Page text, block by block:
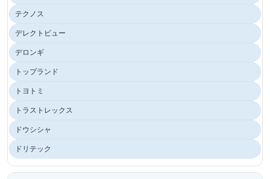
テクノス
デレクトビュー
デロンギ
トップランド
トヨトミ
トラストレックス
ドウシシャ
ドリテック